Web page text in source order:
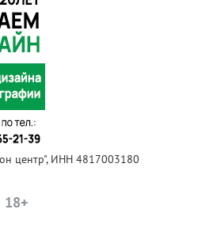
центр", ИНН 4817003180